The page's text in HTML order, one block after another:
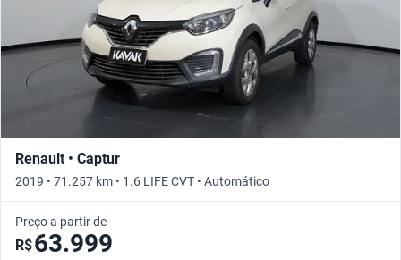
Renault • Captur
2019 • 71.257 km • 1.6 LIFE CVT • Automático
Preço a partir de
R$63.999